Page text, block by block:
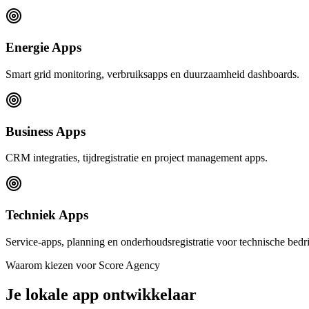
Energie Apps
Smart grid monitoring, verbruiksapps en duurzaamheid dashboards.
Business Apps
CRM integraties, tijdregistratie en project management apps.
Techniek Apps
Service-apps, planning en onderhoudsregistratie voor technische
Waarom kiezen voor Score Agency
Je lokale app ontwikkelaar